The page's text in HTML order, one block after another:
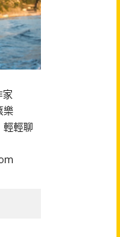
樂
輕輕聊